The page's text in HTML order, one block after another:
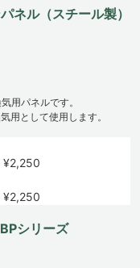
ネル（スチール製）
用パネルです。
用として使用します。
シリーズ